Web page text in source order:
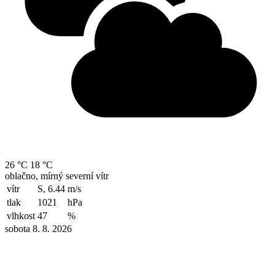
26 °C 18 °C
oblačno, mírný severní vítr
vítr
S, 6.44 m/s
tlak
1021
hPa
vlhkost 47
%
sobota 8. 8. 2026